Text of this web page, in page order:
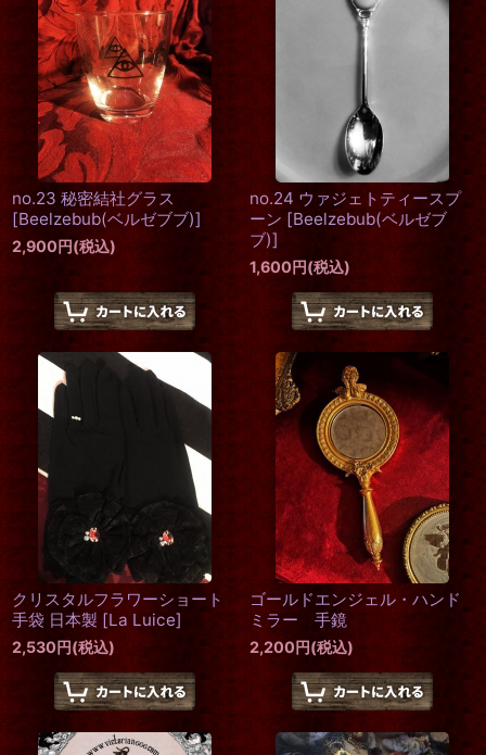
no.23 秘密結社グラス
[Beelzebub(ベルゼブブ)]
2,900円(税込)
no.24 ウァジェトティースプ
ーン [Beelzebub(ベルゼブ
ブ)]
1,600円(税込)
クリスタルフラワーショート
手袋 日本製 [La Luice]
2,530円(税込)
ゴールドエンジェル・ハンド
ミラー 手鏡
2,200円(税込)